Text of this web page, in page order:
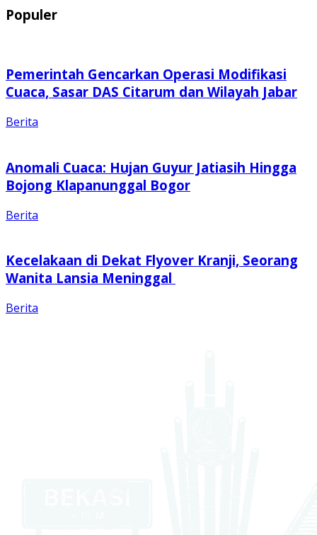
Populer
Pemerintah Gencarkan Operasi Modifikasi
Cuaca, Sasar DAS Citarum dan Wilayah Jabar
Berita
Anomali Cuaca: Hujan Guyur Jatiasih Hingga
Bojong Klapanunggal Bogor
Berita
Kecelakaan di Dekat Flyover Kranji, Seorang
Wanita Lansia Meninggal
Berita